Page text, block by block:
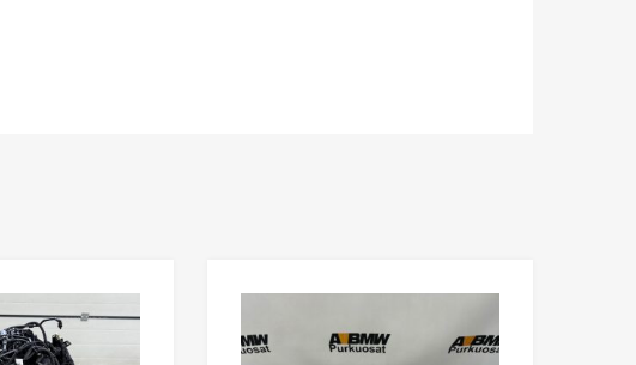
Lisää vertailuun